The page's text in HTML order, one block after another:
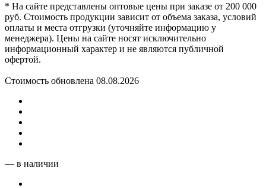
* На сайте представлены оптовые цены при заказе от 200 000
руб. Стоимость продукции зависит от объема заказа, условий
оплаты и места отгрузки (уточняйте информацию у
менеджера). Цены на сайте носят исключительно
информационный характер и не являются публичной
офертой.
Стоимость обновлена 08.08.2026
— в наличии